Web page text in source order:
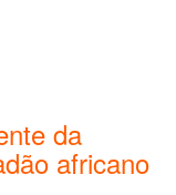
da
africano